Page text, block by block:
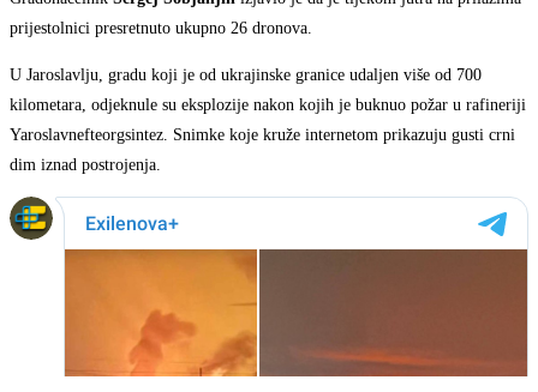
prijestolnici presretnuto ukupno 26 dronova.
U Jaroslavlju, gradu koji je od ukrajinske granice udaljen više od 700
kilometara, odjeknule su eksplozije nakon kojih je buknuo požar u rafineriji
Yaroslavnefteorgsintez. Snimke koje kruže internetom prikazuju gusti crni
dim iznad postrojenja.